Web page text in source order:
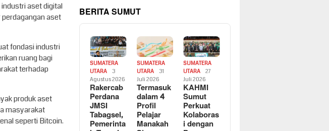
aset digital
aset
fondasi industri
ruang bagi
terhadap
produk aset
masyarakat
seperti Bitcoin.
BERITA SUMUT
SUMATERA
UTARA
3
Agustus 2026
Rakercab
Perdana
JMSI
Tabagsel,
Pemerinta
SUMATERA
UTARA
31
Juli 2026
Termasuk
dalam 4
Profil
Pelajar
Manakah
SUMATERA
UTARA
27
Juli 2026
KAHMI
Sumut
Perkuat
Kolaboras
i dengan